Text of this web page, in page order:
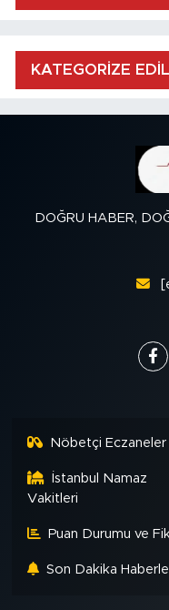
KATEGORİZE
DOĞRU HABER,
Nöbetçi Eczaneler
İstanbul Namaz
Vakitleri
Puan Durumu ve
Son Dakika